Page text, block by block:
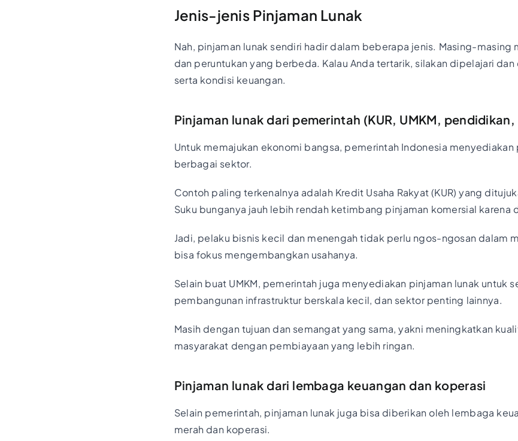
Jenis-jenis Pinjaman Lunak
Nah, pinjaman lunak sendiri hadir dalam beberapa jenis. Masing-masing
dan peruntukan yang berbeda. Kalau Anda tertarik, silakan dipelajari
serta kondisi keuangan.
Pinjaman lunak dari pemerintah (KUR, UMKM,
Untuk memajukan ekonomi bangsa, pemerintah Indonesia menyediakan
berbagai sektor.
Contoh paling terkenalnya adalah Kredit Usaha Rakyat (KUR) yang
Suku bunganya jauh lebih rendah ketimbang pinjaman komersial karena
Jadi, pelaku bisnis kecil dan menengah tidak perlu ngos-ngosan dalam
bisa fokus mengembangkan usahanya.
Selain buat UMKM, pemerintah juga menyediakan pinjaman lunak untuk
pembangunan infrastruktur berskala kecil, dan sektor penting lainnya.
Masih dengan tujuan dan semangat yang sama, yakni meningkatkan
masyarakat dengan pembiayaan yang lebih ringan.
Pinjaman lunak dari lembaga keuangan dan koperasi
Selain pemerintah, pinjaman lunak juga bisa diberikan oleh lembaga
merah dan koperasi.